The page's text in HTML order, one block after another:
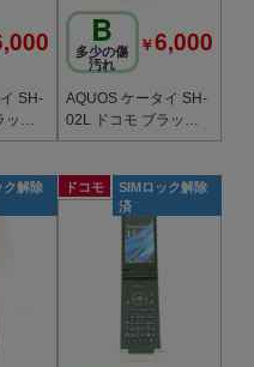
SH-
ク c
B
多少の傷
汚れ
￥6,000
AQUOS ケータイ SH-
02L ドコモ ブラック c
20750
ク解除
ドコモ
SIMロック解除
済